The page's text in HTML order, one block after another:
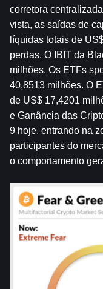
corretora
vista, as saídas de
líquidas totais de
perdas. O IBIT da
milhões. Os ETFs
40,8513 milhões. O
de US$ 17,4201
e Ganância das
9 hoje, entrando na
participantes do
o comportamento